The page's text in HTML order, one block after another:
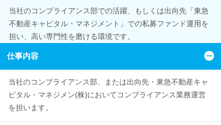
当社のコンプライアンス部での活躍、もしくは出向先「東急
不動産キャピタル・マネジメント」での私募ファンド運用を
担い、高い専門性を磨ける環境です。
仕事内容
当社のコンプライアンス部、または出向先・東急不動産キャ
ピタル・マネジメン(株)においてコンプライアンス業務運営
を担います。